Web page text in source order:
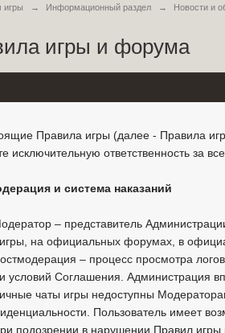
игры → Информационный раздел → Новости и
игры и форума
Правила игры (далее - Правила
исключительную ответственность за
и система наказаний
– представитель
на официальных форумах, в
– процесс просмотра
условий Соглашения. Администрация
чаты игры недоступны
Пользователь имеет
подозрении в нарушении Правил игры